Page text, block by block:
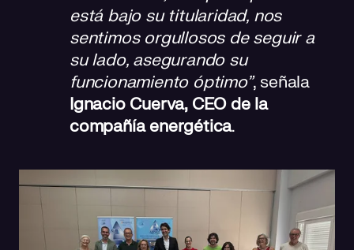
está bajo su titularidad, nos
sentimos orgullosos de seguir a
su lado, asegurando su
funcionamiento óptimo”, señala
Ignacio Cuerva, CEO de la
compañía energética.